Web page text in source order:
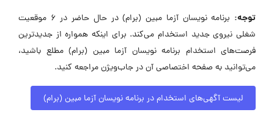
توجه:
برنامه نویسان آزما مبین (برام) در حال حاضر در ۶ موقعیت
شغلی نیروی جدید استخدام می‌کند. برای اینکه همواره از جدیدترین
فرصت‌های استخدام برنامه نویسان آزما مبین (برام) مطلع باشید،
می‌توانید به صفحه اختصاصی آن در جاب‌ویژن مراجعه کنید.
لیست آگهی‌های استخدام در برنامه نویسان آزما مبین (برام)